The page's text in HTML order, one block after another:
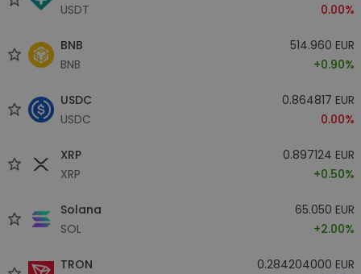
USDT
0.00%
BNB
BNB
514.960 EUR
+0.90%
USDC
USDC
0.864817 EUR
0.00%
XRP
XRP
0.897124 EUR
+0.50%
Solana
SOL
65.050 EUR
+2.00%
TRON
0.284204000 EUR